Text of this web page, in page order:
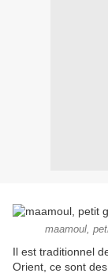
maamoul,
Il est traditionnel
Orient, ce sont